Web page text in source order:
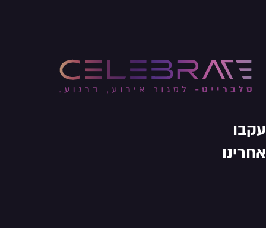
עקבו
אחרינו